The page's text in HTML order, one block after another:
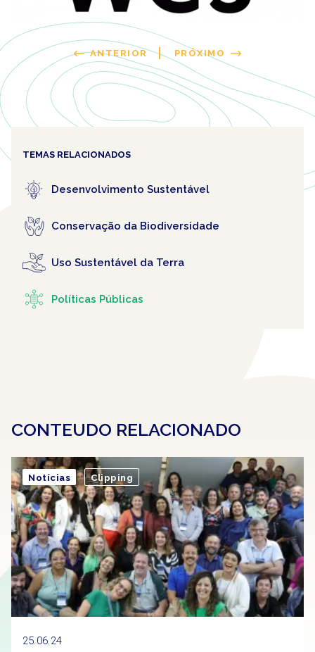
ANTERIOR PRÓXIMO
TEMAS RELACIONADOS
Desenvolvimento Sustentável
Conservação da Biodiversidade
Uso Sustentável da Terra
Políticas Públicas
CONTEUDO RELACIONADO
25.06.24
Notícias Clipping